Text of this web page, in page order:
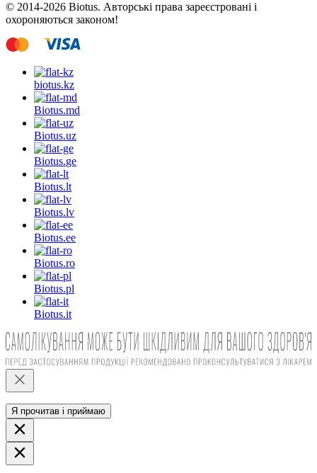
© 2014-2026 Biotus. Авторські права зареєстровані і
охороняються законом!
biotus.kz
Biotus.md
Biotus.uz
Biotus.ge
Biotus.lt
Biotus.lv
Biotus.ee
Biotus.ro
Biotus.pl
Biotus.it
Я прочитав і приймаю